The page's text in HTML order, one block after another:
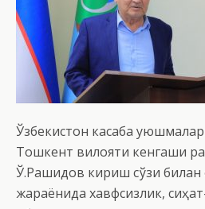
Ўзбекистон касаба
Тошкент вилояти кенгаши
Ў.Рашидов кириш сўзи билан
жараёнида хавфсизлик,